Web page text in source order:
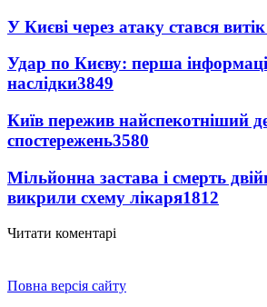
У Києві через атаку стався
Удар по Києву: перша
наслідки3849
Київ пережив найспекотніший
спостережень3580
Мільйонна застава і смерть
викрили схему лікаря1812
Читати коментарі
Повна версія сайту